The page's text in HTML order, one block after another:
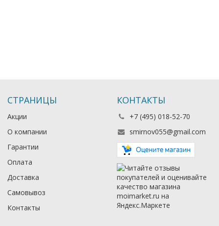
СТРАНИЦЫ
Акции
О компании
Гарантии
Оплата
Доставка
Самовывоз
Контакты
КОНТАКТЫ
+7 (495) 018-52-70
smirnov055@gmail.com